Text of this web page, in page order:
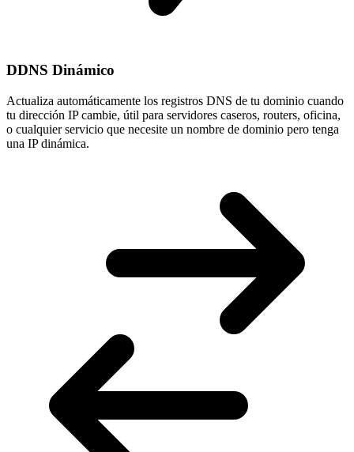
DDNS Dinámico
Actualiza automáticamente los registros DNS de tu dominio cuando
tu dirección IP cambie, útil para servidores caseros, routers, oficina,
o cualquier servicio que necesite un nombre de dominio pero tenga
una IP dinámica.